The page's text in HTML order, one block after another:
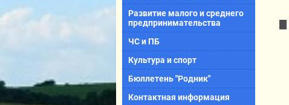
Развитие малого и среднего
предпринимательства
ЧС и ПБ
Культура и спорт
Бюллетень "Родник"
Контактная информация